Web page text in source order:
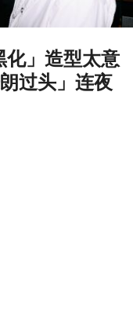
化」造型太意
过头」连夜